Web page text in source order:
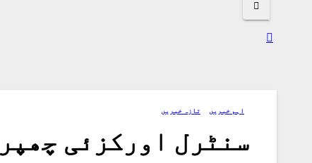
اہم خبریں تازہ خبریں
سنٹرل اورکزئی